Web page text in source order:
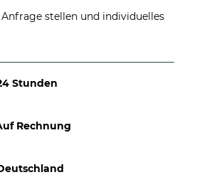
stellen und individuelles
Stunden
Rechnung